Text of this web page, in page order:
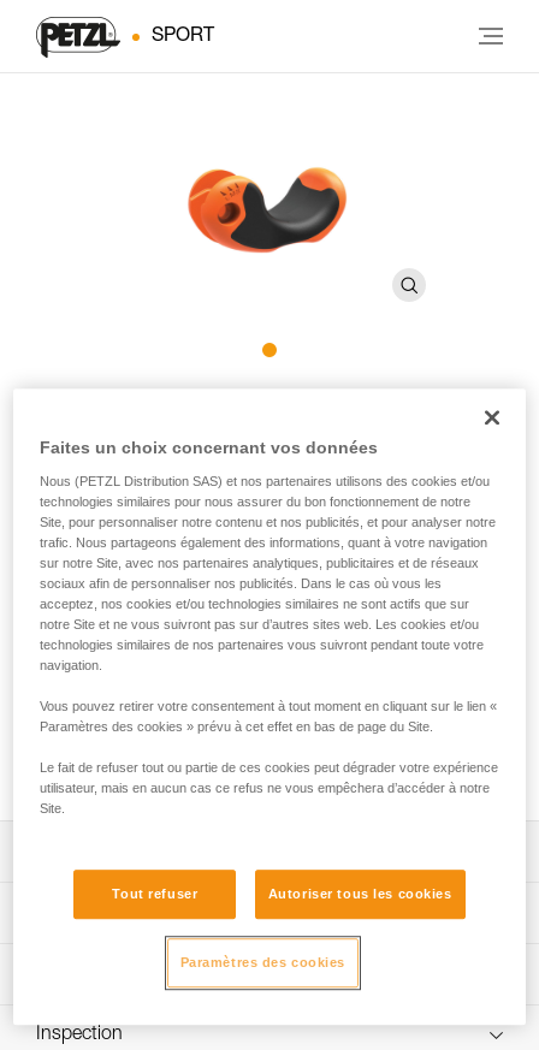
SPORT
La cale d'appui GRIPREST ERGONOMIC est destinée aux
piolets ERGONOMIC et NOMIC. Fixée sur la poignée et
surmoulée avec un revêtement bi-matière, elle procure des
appuis plus efficaces et confortables en maintenant
entièrement la main. Les différents réglages permettent de
l'ajuster à toutes les mains, y compris avec des gros gants.
L'absence de pointe en acier la rend plus protectrice et
Efficacité et confort d'appui :
Partie inférieure dépourvue de pointe en acier pour
Spécifications techniques
Matière(s): acier, plastique renforcé de fibres de verre
Spécifications référence(s)
FAQ
Inspection
Faites un choix concernant vos données
Nous (PETZL Distribution SAS) et nos partenaires utilisons des cookies et/ou
technologies similaires pour nous assurer du bon fonctionnement de notre
Site, pour personnaliser notre contenu et nos publicités, et pour analyser notre
trafic. Nous partageons également des informations, quant à votre navigation
sur notre Site, avec nos partenaires analytiques, publicitaires et de réseaux
sociaux afin de personnaliser nos publicités. Dans le cas où vous les
acceptez, nos cookies et/ou technologies similaires ne sont actifs que sur
notre Site et ne vous suivront pas sur d’autres sites web. Les cookies et/ou
technologies similaires de nos partenaires vous suivront pendant toute votre
navigation.
Vous pouvez retirer votre consentement à tout moment en cliquant sur le lien «
Paramètres des cookies » prévu à cet effet en bas de page du Site.
Le fait de refuser tout ou partie de ces cookies peut dégrader votre expérience
utilisateur, mais en aucun cas ce refus ne vous empêchera d’accéder à notre
Site.
Tout refuser Autoriser tous les cookies
Paramètres des cookies